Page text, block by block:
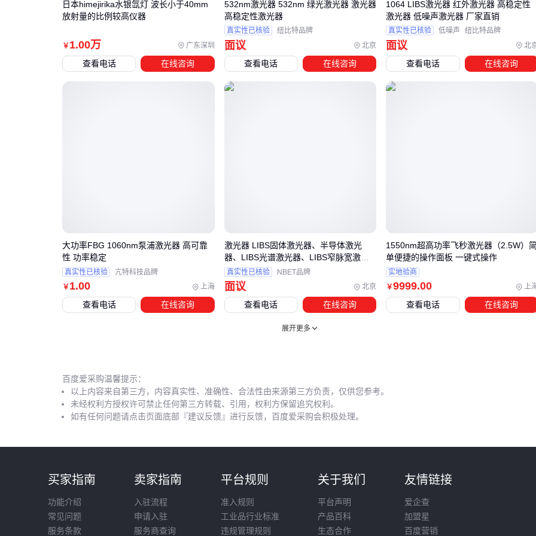
加速光学元件老化
光束控制：
硒化锌激光镜片 对特定波长透过率更优，而
需定期更换
安全防护：OD7激光防护眼镜 和激光安全围栏
是操作员
例，金属加工场景因粉尘较多，更换频率可能比医疗应用高数
倍。同时，冷却液纯度下降会逐渐影响散热效率，需要定期检
维护成本主要来自三个方面：
光学元件：镀膜
车间环境管理同样关键。单臂激光除尘设备
高，但相比频繁更换滤网的综合成本更低。对于铝材切割等产
烟量大的工艺，建议选择带预过滤层的
用场景，到配套系统的协同设计，再到全生命周期成本核算，
一设备，而是实现激光加工系统的最佳投入产出比。
￥1.00万 广东深圳
日本himejirika水银氙灯 波长小于40mm
放射量的比例较高仪器
查看电话 在线咨询
面议 北京
532nm激光器 532nm 绿光激光器 激光器
高稳定性激光器
真实性已核验 纽比特品牌
查看电话 在线咨询
面议 北
1064 LIBS激光器 红外激光器 高稳定性
激光器 低噪声激光器 厂家直销
真实性已核验 低噪声 纽比特品牌
查看电话 在线咨询
￥ 1.00 上海
大功率FBG 1060nm泵浦激光器 高可靠
性 功率稳定
真实性已核验 亢特科技品牌
查看电话 在线咨询
面议 北京
激光器 LIBS固体激光器、半导体激光
器、LIBS光谱激光器、LIBS窄脉宽激光
器 LIBS高脉冲激光器
真实性已核验 NBET品牌
查看电话 在线咨询
￥9999.00 上
1550nm超高功率飞秒激光器（2.5W）
单便捷的操作面板 一键式操作
实地验商
查看电话 在线咨询
展开更多
百度爱采购温馨提示：
以上内容来自第三方，内容真实性、准确性、合法性由来源第三方负责，仅供您参考。
未经权利方授权许可禁止任何第三方转载、引用，权利方保留追究权利。
如有任何问题请点击页面底部『建议反馈』进行反馈，百度爱采购会积极处理。
买家指南
功能介绍
常见问题
服务条款
卖家指南
入驻流程
申请入驻
服务商查询
平台规则
准入规则
工业品行业标准
违规管理规则
关于我们
平台声明
产品百科
生态合作
友情链接
爱企查
加盟星
百度营销